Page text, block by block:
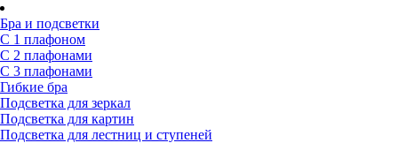
Бра и подсветки
С 1 плафоном
С 2 плафонами
С 3 плафонами
Гибкие бра
Подсветка для зеркал
Подсветка для картин
Подсветка для лестниц и ступеней